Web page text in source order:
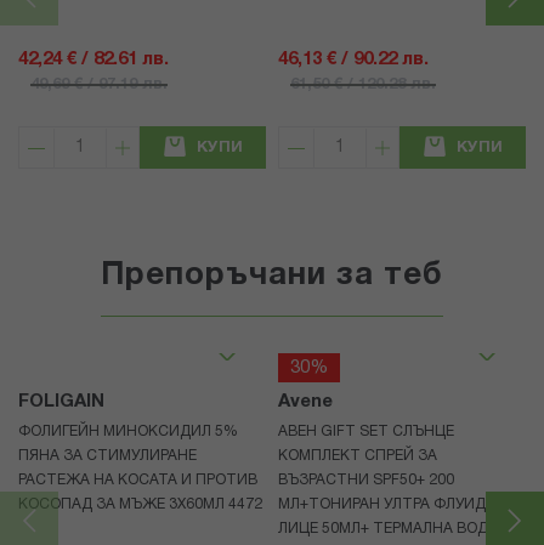
42,24 € / 82.61 лв.
49,69 € / 97.19 лв.
КУПИ
46,13 € / 90.22 лв.
61,50 € / 120.28 лв.
КУПИ
Препоръчани за теб
FOLIGAIN
ФОЛИГЕЙН МИНОКСИДИЛ 5%
ПЯНА ЗА СТИМУЛИРАНЕ
РАСТЕЖА НА КОСАТА И ПРОТИВ
КОСОПАД ЗА МЪЖЕ 3X60МЛ 4472
30%
Avene
АВЕН GIFT SET СЛЪНЦЕ
КОМПЛЕКТ СПРЕЙ ЗА
ВЪЗРАСТНИ SPF50+ 200
МЛ+ТОНИРАН УЛТРА ФЛУИД ЗА
ЛИЦЕ 50МЛ+ ТЕРМАЛНА ВОДА